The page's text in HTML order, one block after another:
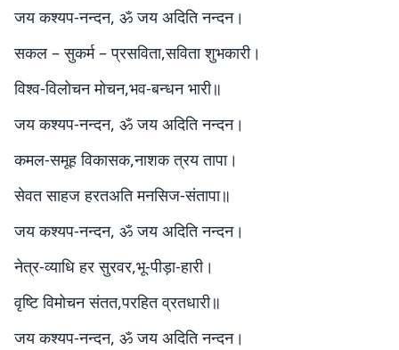
जय कश्यप-नन्दन, ॐ जय अदिति नन्दन।
सकल – सुकर्म – प्रसविता,सविता शुभकारी।
विश्व-विलोचन मोचन,भव-बन्धन भारी॥
जय कश्यप-नन्दन, ॐ जय अदिति नन्दन।
कमल-समूह विकासक,नाशक त्रय तापा।
सेवत साहज हरतअति मनसिज-संतापा॥
जय कश्यप-नन्दन, ॐ जय अदिति नन्दन।
नेत्र-व्याधि हर सुरवर,भू-पीड़ा-हारी।
वृष्टि विमोचन संतत,परहित व्रतधारी॥
जय कश्यप-नन्दन, ॐ जय अदिति नन्दन।